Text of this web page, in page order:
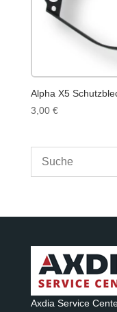
Alpha X5
3,00 €
Axdia Service